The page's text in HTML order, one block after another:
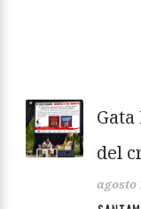
del
agosto